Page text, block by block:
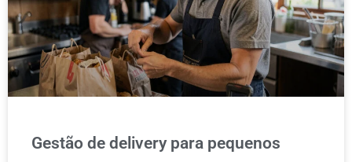
Gestão de delivery para pequenos